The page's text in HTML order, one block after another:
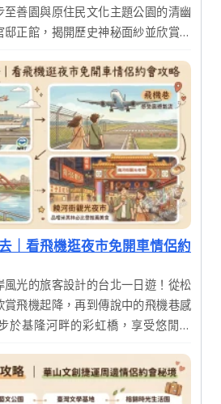
至善園與原住民文化主題公園的清幽
正館，揭開歷史神秘面紗並欣賞絕
｜看飛機逛夜市免開車情侶約
光的旅客設計的台北一日遊！從松
賞飛機起降，再到傳說中的飛機巷感
於基隆河畔的彩虹橋，享受悠閒時